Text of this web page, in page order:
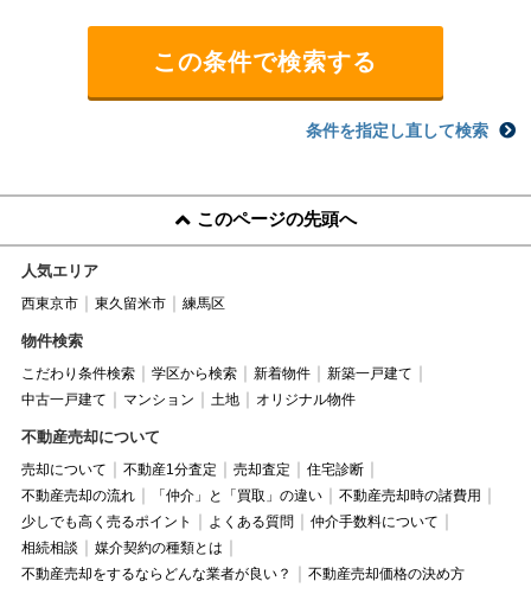
条件を指定し直して検索
このページの先頭へ
人気エリア
西東京市 東久留米市 練馬区
物件検索
こだわり条件検索 学区から検索 新着物件
新築一戸建て
中古一戸建て
マンション 土地 オリジナル物件
不動産売却について
売却について 不動産1分査定 売却査定
住宅診断
不動産売却の流れ
「仲介」と「買取」の違い
不動産売却時の諸費用
少しでも高く売るポイント
よくある質問
仲介手数料について
相続相談
媒介契約の種類とは
不動産売却をするならどんな業者が良い？
不動産売却価格の決め方